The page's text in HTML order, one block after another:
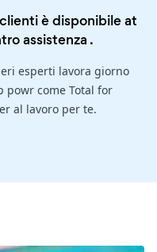
è disponibile at
assistenza .
esperti lavora giorno
powr come Total for
al lavoro per te.